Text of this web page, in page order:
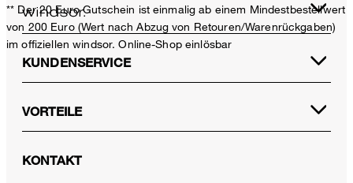
** Der 20 Euro Gutschein ist einmalig ab einem Mindestbestellwert
von 200 Euro (Wert nach Abzug von Retouren/Warenrückgaben)
im offiziellen windsor. Online-Shop einlösbar
KUNDENSERVICE
VORTEILE
KONTAKT